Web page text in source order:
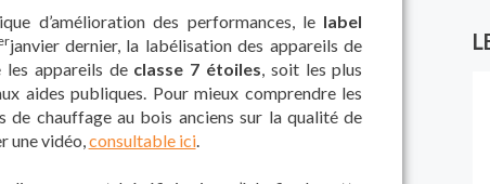
d’amélioration des performances, le label
janvier dernier, la labélisation des appareils de
appareils de classe 7 étoiles, soit les plus
aides publiques. Pour mieux comprendre les
de chauffage au bois anciens sur la qualité de
une vidéo,consultable ici.